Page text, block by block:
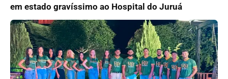
em estado gravíssimo ao Hospital do Juruá